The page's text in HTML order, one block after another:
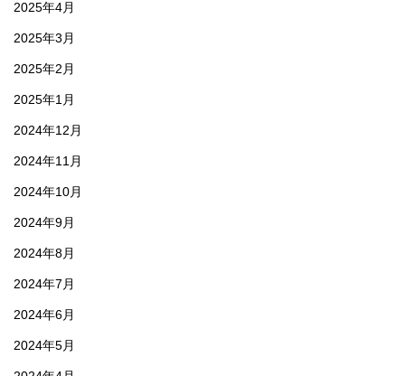
2025年4月
2025年3月
2025年2月
2025年1月
2024年12月
2024年11月
2024年10月
2024年9月
2024年8月
2024年7月
2024年6月
2024年5月